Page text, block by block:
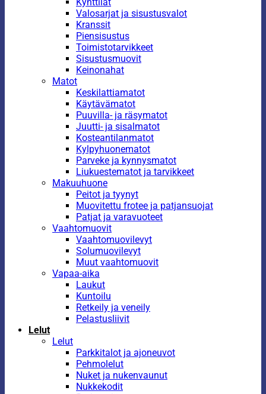
Valosarjat ja sisustusvalot
Kranssit
Piensisustus
Toimistotarvikkeet
Sisustusmuovit
Keinonahat
Matot
Keskilattiamatot
Käytävämatot
Puuvilla- ja räsymatot
Juutti- ja sisalmatot
Kosteantilanmatot
Kylpyhuonematot
Parveke ja kynnysmatot
Liukuestematot ja tarvikkeet
Makuuhuone
Peitot ja tyynyt
Muovitettu frotee ja patjansuojat
Patjat ja varavuoteet
Vaahtomuovit
Vaahtomuovilevyt
Solumuovilevyt
Muut vaahtomuovit
Vapaa-aika
Laukut
Kuntoilu
Retkeily ja veneily
Pelastusliivit
Lelut
Lelut
Parkkitalot ja ajoneuvot
Pehmolelut
Nuket ja nukenvaunut
Nukkekodit